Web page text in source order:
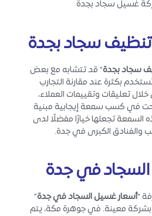
غسيل سجاد بجدة
سجاد بجدة
سجاد بجدة” قد تتشابه مع بعض
بكثرة عند مقارنة التجارب
تعليقات وتقييمات العملاء،
في كسب سمعة إيجابية مبنية
السمعة تجعلها خيارًا مفضلًا لدى
والفنادق الكبرى في جدة.
في جدة
“أسعار غسيل السجاد في جدة”
بشركة معينة. في جوهرة مكة، يتم